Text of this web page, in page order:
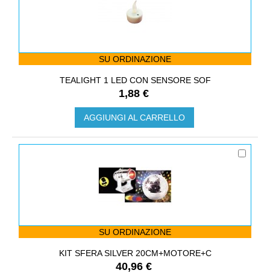
SU ORDINAZIONE
TEALIGHT 1 LED CON SENSORE SOF
1,88 €
AGGIUNGI AL CARRELLO
SU ORDINAZIONE
KIT SFERA SILVER 20CM+MOTORE+C
40,96 €